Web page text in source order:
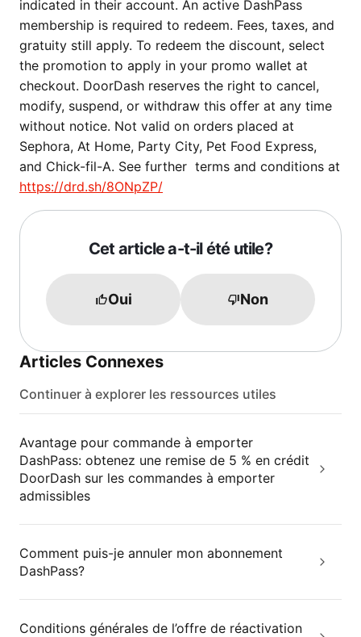
indicated in their account. An active DashPass
membership is required to redeem. Fees, taxes, and
gratuity still apply. To redeem the discount, select
the promotion to apply in your promo wallet at
checkout. DoorDash reserves the right to cancel,
modify, suspend, or withdraw this offer at any time
without notice. Not valid on orders placed at
Sephora, At Home, Party City, Pet Food Express,
and Chick-fil-A. See further terms and conditions at
https://drd.sh/8ONpZP/
Cet article a-t-il été utile?
Oui Non
Articles Connexes
Continuer à explorer les ressources utiles
Avantage pour commande à emporter
DashPass: obtenez une remise de 5 % en crédit
DoorDash sur les commandes à emporter
admissibles
Comment puis-je annuler mon abonnement
DashPass?
Conditions générales de l’offre de réactivation